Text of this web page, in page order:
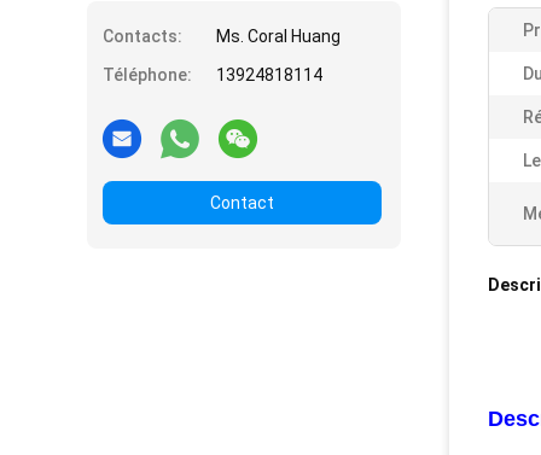
Contacts:
Ms. Coral Huang
Téléphone:
13924818114
Contact